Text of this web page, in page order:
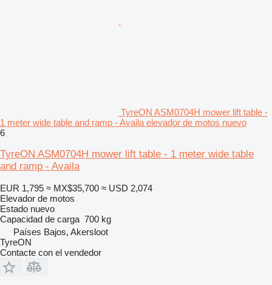
TyreON ASM0704H mower lift table -
1 meter wide table and ramp - Availa elevador de motos nuevo
6
TyreON ASM0704H mower lift table - 1 meter wide table
and ramp - Availa
EUR 1,795 ≈ MX$35,700 ≈ USD 2,074
Elevador de motos
Estado nuevo
Capacidad de carga 700 kg
Países Bajos, Akersloot
TyreON
Contacte con el vendedor